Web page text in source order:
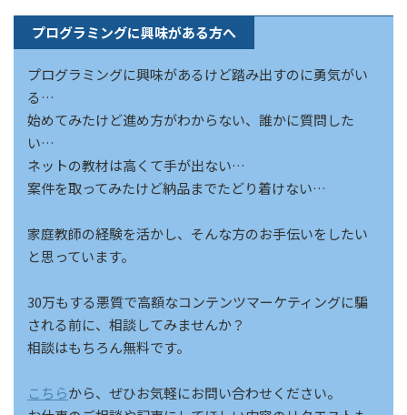
プログラミングに興味がある方へ
プログラミングに興味があるけど踏み出すのに勇気がい
る…
始めてみたけど進め方がわからない、誰かに質問した
い…
ネットの教材は高くて手が出ない…
案件を取ってみたけど納品までたどり着けない…
家庭教師の経験を活かし、そんな方のお手伝いをしたい
と思っています。
30万もする悪質で高額なコンテンツマーケティングに騙
される前に、相談してみませんか？
相談はもちろん無料です。
こちらから、ぜひお気軽にお問い合わせください。